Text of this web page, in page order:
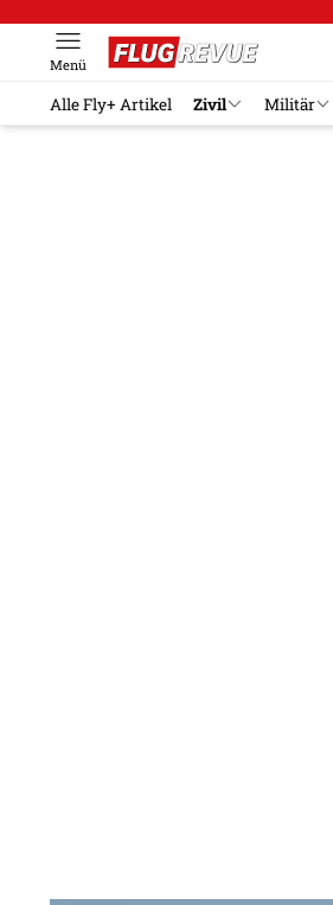
Menü
Alle Fly+ Artikel Zivil Militär